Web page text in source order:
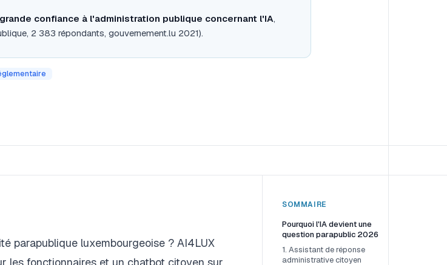
confiance à l'administration publique concernant l'IA,
2 383 répondants, gouvernement.lu 2021).
parapublique luxembourgeoise ? AI4LUX
les fonctionnaires et un chatbot citoyen sur
SOMMAIRE
Pourquoi l'IA devient une
question parapublic 2026
1. Assistant de réponse
administrative citoyen